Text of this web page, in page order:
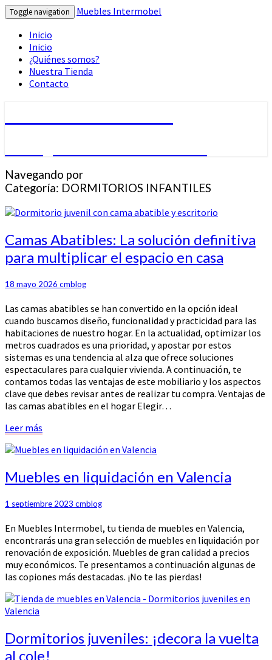
Toggle navigation
Muebles Intermobel
Inicio
Inicio
¿Quiénes somos?
Nuestra Tienda
Contacto
Navegando por
Categoría: DORMITORIOS INFANTILES
Camas
Abatibles:
La
definitiva
multiplicar
el
espacio
en
casa
Camas Abatibles: La solución definitiva
para multiplicar el espacio en casa
18 mayo 2026 cmblog
Las camas abatibles se han convertido en la opción ideal
cuando buscamos diseño, funcionalidad y practicidad para las
habitaciones de nuestro hogar. En la actualidad, optimizar los
metros cuadrados es una prioridad, y apostar por estos
sistemas es una tendencia al alza que ofrece soluciones
espectaculares para cualquier vivienda. A continuación, te
contamos todas las ventajas de este mobiliario y los aspectos
clave que debes revisar antes de realizar tu compra. Ventajas de
las camas abatibles en el hogar Elegir…
Leer más
Muebles
en
liquidación
en
Valencia
Muebles en liquidación en Valencia
1 septiembre 2023 cmblog
En Muebles Intermobel, tu tienda de muebles en Valencia,
encontrarás una gran selección de muebles en liquidación por
renovación de exposición. Muebles de gran calidad a precios
muy económicos. Te presentamos a continuación algunas de
las copiones más destacadas. ¡No te las pierdas!
Dormitorios
juveniles:
Dormitorios juveniles: ¡decora la vuelta
al cole!